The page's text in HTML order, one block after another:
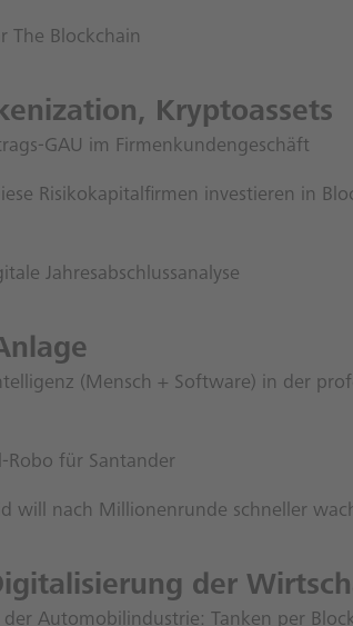
The Blockchain
Kryptoassets
GAU im Firmenkundengeschäft
Risikokapitalfirmen investieren in
Jahresabschlussanalyse
(Mensch + Software) in der
Robo für Santander
will nach Millionenrunde schneller
der
Automobilindustrie: Tanken per